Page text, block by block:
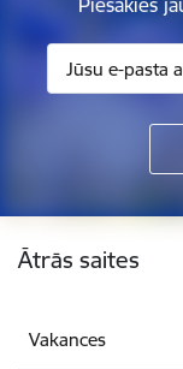
Piesakies
Kājene
Ātrās saites
Vakances